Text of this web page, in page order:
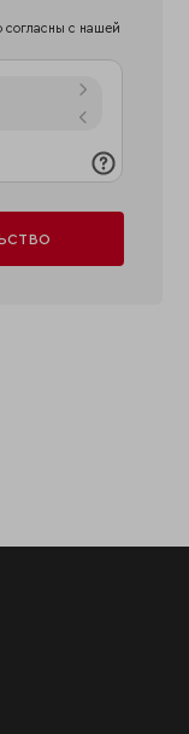
согласны с нашей